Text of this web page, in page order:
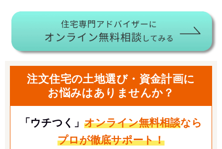
注文住宅の土地選び・資金計画に
お悩みはありませんか？
「ウチつく」 オンライン無料相談なら
プロが徹底サポート！